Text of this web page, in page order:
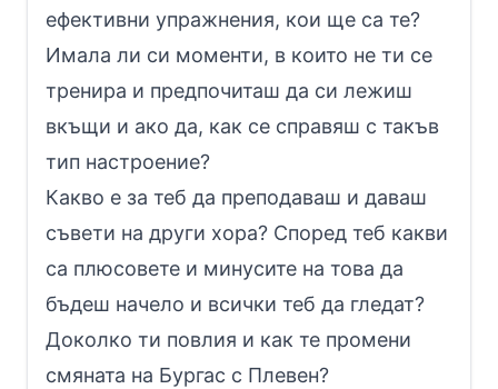
ефективни упражнения, кои ще са те?
Имала ли си моменти, в които не ти се
тренира и предпочиташ да си лежиш
вкъщи и ако да, как се справяш с такъв
тип настроение?
Какво е за теб да преподаваш и даваш
съвети на други хора? Според теб какви
са плюсовете и минусите на това да
бъдеш начело и всички теб да гледат?
Доколко ти повлия и как те промени
смяната на Бургас с Плевен?